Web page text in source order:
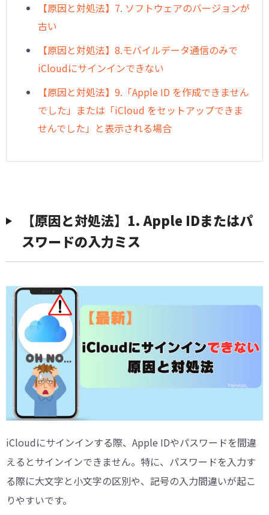
︎【原因と対処法】7. ソフトウェアのバージョンが
古い
︎【原因と対処法】8.モバイルデータ通信のみで
iCloudにサインインできない
︎【原因と対処法】9.「Apple ID を作成できません
でした」または「iCloud をセットアップできま
せんでした」と表示される場合
【原因と対処法】1. Apple IDまたはパ
スワードの入力ミス
iCloudにサインインする際、Apple IDやパスワードを間違
えるとサインインできません。特に、パスワードを入力す
る際に大文字と小文字の区別や、記号の入力間違いが起こ
りやすいです。